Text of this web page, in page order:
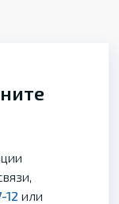
12 или